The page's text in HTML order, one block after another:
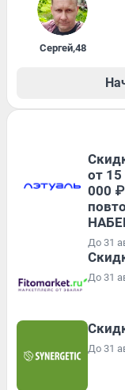
Сергей,48
от
000
До 31
До 31
До 31